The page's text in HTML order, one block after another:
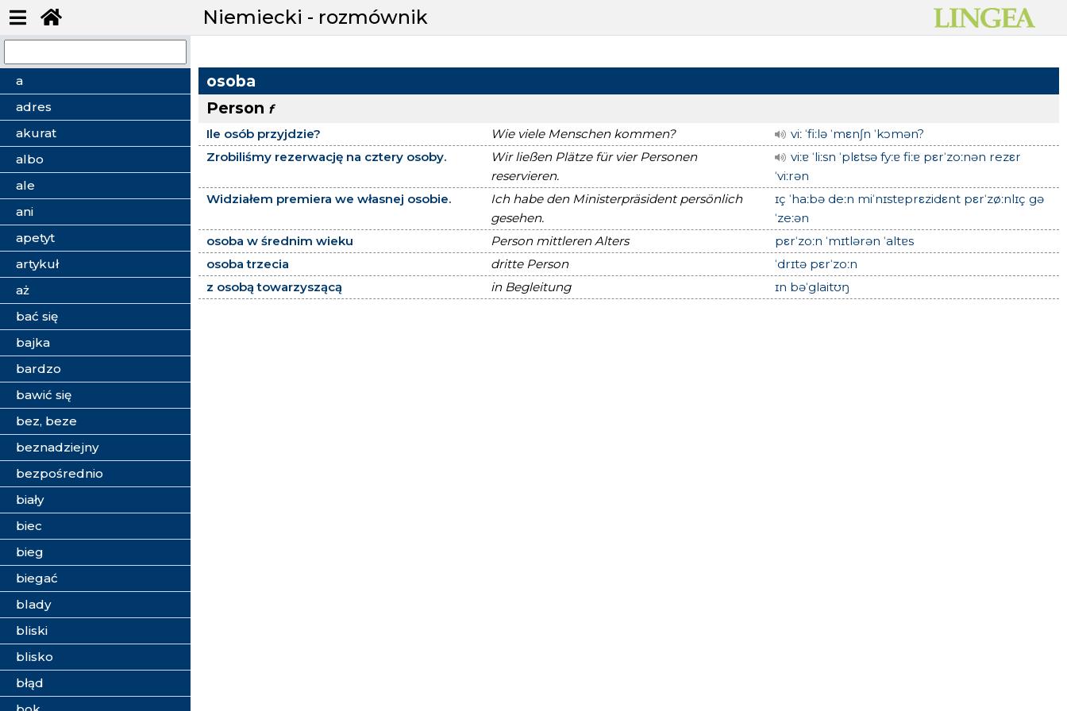
Niemiecki - rozmównik
a
adres
akurat
albo
ale
ani
apetyt
artykuł
aż
bać się
bajka
bardzo
bawić się
bez, beze
beznadziejny
bezpośrednio
biały
biec
bieg
biegać
blady
bliski
blisko
błąd
osoba
Person f
Ile osób przyjdzie?
Wie viele Menschen kommen?
viː ˈfiːlə ˈmεnʃn ˈkɔmən?
Zrobiliśmy rezerwację na cztery osoby.
Wir ließen Plätze für vier Personen
reservieren.
viːɐ ˈliːsn ˈplεtsə fyːɐ fiːɐ pεrˈzoːnən rezεr
ˈviːrən
Widziałem premiera we własnej osobie.
Ich habe den Ministerpräsident persönlich
gesehen.
ɪç ˈhaːbə deːn miˈnɪstɐprεzidεnt pεrˈzøːnlɪç gə
ˈzeːən
osoba w średnim wieku
Person mittleren Alters
pεrˈzoːn ˈmɪtlərən ˈaltɐs
osoba trzecia
dritte Person
ˈdrɪtə pεrˈzoːn
z osobą towarzyszącą
in Begleitung ɪn bəˈglaitʊŋ